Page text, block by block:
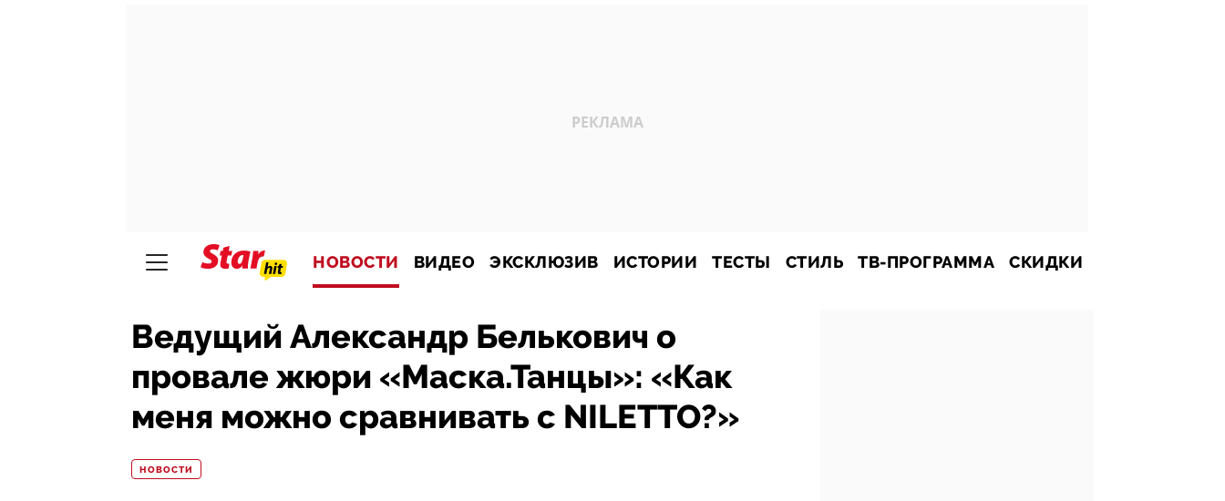
НОВОСТИ ВИДЕО ЭКСКЛЮЗИВ ИСТОРИИ ТЕСТЫ СТИЛЬ ТВ-ПРОГРАММА СКИДКИ
Ведущий Александр Белькович о
провале жюри «Маска.Танцы»: «Как
меня можно сравнивать с NILETTO?»
НОВОСТИ